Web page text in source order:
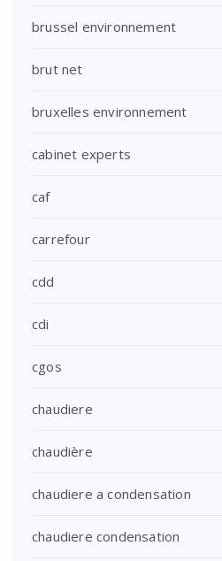
brussel environnement
brut net
bruxelles environnement
cabinet experts
caf
carrefour
cdd
cdi
cgos
chaudiere
chaudière
chaudiere a condensation
chaudiere condensation